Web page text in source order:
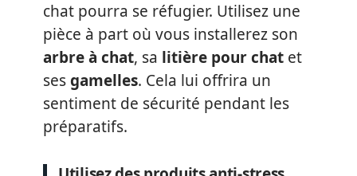
chat pourra se réfugier. Utilisez une
pièce à part où vous installerez son
arbre à chat, sa litière pour chat et
sesgamelles. Cela lui offrira un
sentiment de sécurité pendant les
préparatifs.